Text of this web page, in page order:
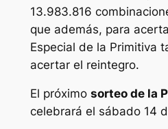
13.983.816
que además, para
Especial de la Primitiva
acertar el reintegro.
El próximo sorteo de la
celebrará el sábado 14